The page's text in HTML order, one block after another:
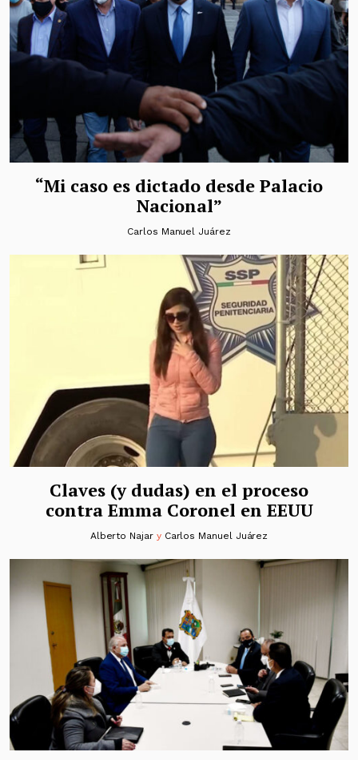
“Mi caso es dictado desde Palacio
Nacional”
Carlos Manuel Juárez
Claves (y dudas) en el proceso
contra Emma Coronel en EEUU
Alberto Najary Carlos Manuel Juárez